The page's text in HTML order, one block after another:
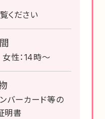
ください
性：14時～
バーカード等の
明書